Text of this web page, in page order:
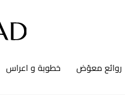
روائع معوّض خطوبة و اعراس